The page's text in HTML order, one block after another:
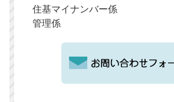
住基マイナンバー係
管理係